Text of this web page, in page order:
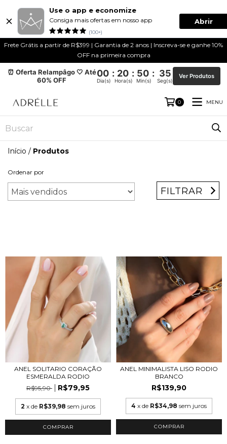
Use o app e economize
Consiga mais ofertas em nosso app
(100+)
Abrir
Frete Grátis a partir de R$399 | Garantia de 2 anos | Inscreva-se e ganhe 10%
OFF na primeira compra
⏰ Oferta Relampâgo 🤍 Até
60% OFF
00 : 20 : 50 : 34
Dia(s) Hora(s) Min(s) Seg(s)
Ver Produtos
0 MENU
Início / Produtos
Ordenar por
FILTRAR
ANEL SOLITARIO CORAÇÃO
ESMERALDA RODIO
R$95,90
R$79,95
2 x de R$39,98 sem juros
COMPRAR
ANEL MINIMALISTA LISO RODIO
BRANCO
R$139,90
4 x de R$34,98 sem juros
COMPRAR